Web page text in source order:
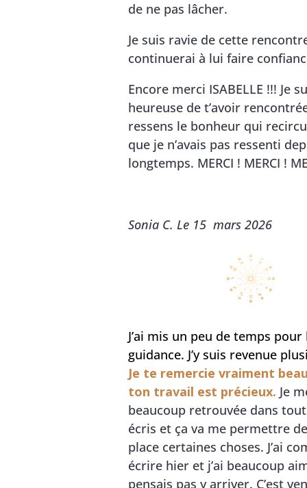
de ne pas lâcher.
Je suis ravie de cette
continuerai à lui faire
Encore merci ISABELLE !!! Je
heureuse de t’avoir
ressens le bonheur qui
que je n’avais pas ressenti
longtemps. MERCI ! MERCI !
Sonia C. Le 15 mars 2026
J’ai mis un peu de temps
guidance. J’y suis revenue
Je te remercie vraiment
ton travail est précieux. Je
beaucoup retrouvée dans
écris et ça va me permettre
place certaines choses. J’ai
écrire hier et j’ai beaucoup
pensais pas y arriver. C’est